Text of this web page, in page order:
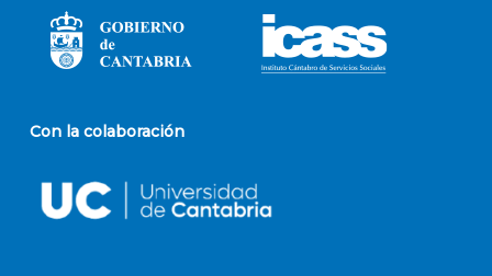
Con la colaboración